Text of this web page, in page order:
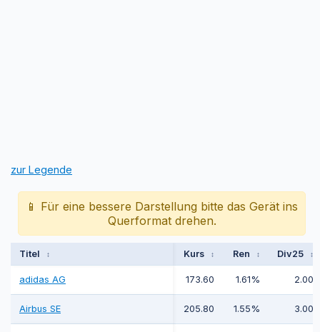
zur Legende
📱 Für eine bessere Darstellung bitte das Gerät ins
Querformat drehen.
Titel ↕ Kurs ↕ Ren ↕ Div25 ↕
adidas AG 173.60 1.61% 2.00
Airbus SE 205.80 1.55% 3.00